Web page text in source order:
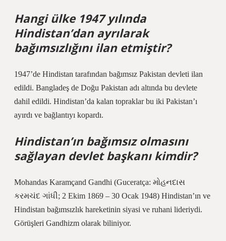
Hangi ülke 1947 yılında
Hindistan’dan ayrılarak
bağımsızlığını ilan etmiştir?
1947’de Hindistan tarafından bağımsız Pakistan devleti ilan
edildi. Bangladeş de Doğu Pakistan adı altında bu devlete
dahil edildi. Hindistan’da kalan topraklar bu iki Pakistan’ı
ayırdı ve bağlantıyı kopardı.
Hindistan’ın bağımsız olmasını
sağlayan devlet başkanı kimdir?
Mohandas Karamçand Gandhi (Guceratça: મોહનદાસ
કરમચંદ ગાંધી; 2 Ekim 1869 – 30 Ocak 1948) Hindistan’ın ve
Hindistan bağımsızlık hareketinin siyasi ve ruhani lideriydi.
Görüşleri Gandhizm olarak biliniyor.